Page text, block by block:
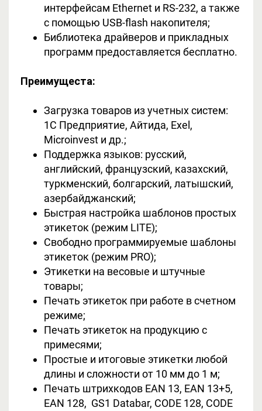
интерфейсам Ethernet и RS-232, а также
с помощью USB-flash накопителя;
Библиотека драйверов и прикладных
программ предоставляется бесплатно.
Преимущеста:
Загрузка товаров из учетных систем:
1С Предприятие, Айтида, Exel,
Microinvest и др.;
Поддержка языков: русский,
английский, французский, казахский,
туркменский, болгарский, латышский,
азербайджанский;
Быстрая настройка шаблонов простых
этикеток (режим LITE);
Свободно программируемые шаблоны
этикеток (режим PRO);
Этикетки на весовые и штучные
товары;
Печать этикеток при работе в счетном
режиме;
Печать этикеток на продукцию с
примесями;
Простые и итоговые этикетки любой
длины и сложности от 10 мм до 1 м;
Печать штрихкодов EAN 13, EAN 13+5,
EAN 128, GS1 Databar, CODE 128, CODE